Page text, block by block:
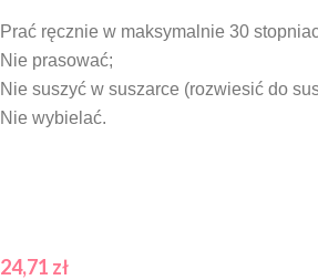
Prać ręcznie w maksymalnie 30
Nie prasować;
Nie suszyć w suszarce (rozwiesić do
Nie wybielać.
24,71 zł